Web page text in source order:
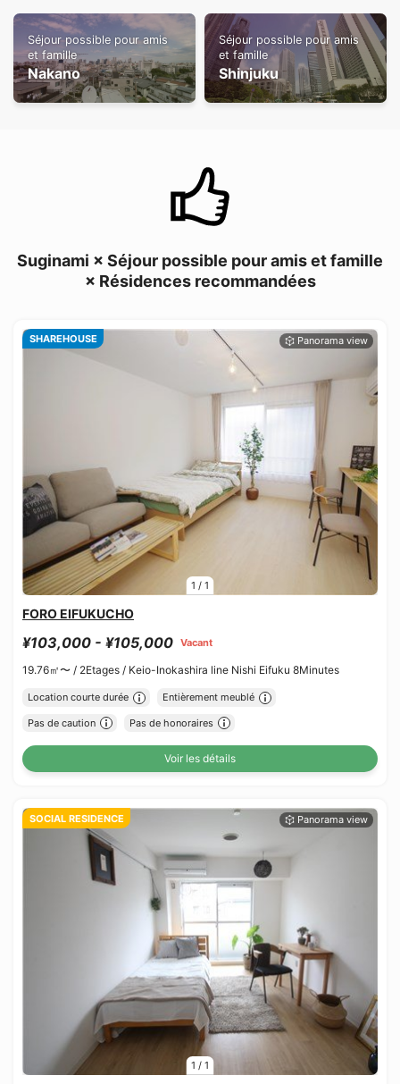
Séjour possible pour amis
et famille
Nakano
Séjour possible pour amis
et famille
Shinjuku
Suginami × Séjour possible pour amis et famille
× Résidences recommandées
1 / 1
SHAREHOUSE
FORO EIFUKUCHO
¥103,000 - ¥105,000 Vacant
19.76㎡〜 / 2Etages / Keio-Inokashira line Nishi Eifuku 8Minutes
Location courte durée Entièrement meublé
Pas de caution Pas de honoraires
Voir les détails
1 / 1
SOCIAL RESIDENCE